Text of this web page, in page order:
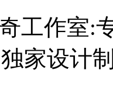
工作室:
独家设计